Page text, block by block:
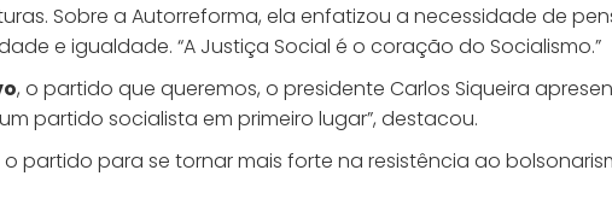
Sobre a Autorreforma, ela enfatizou a necessidade de
e igualdade. “A Justiça Social é o coração do Socialismo.”
, o partido que queremos, o presidente Carlos Siqueira
partido socialista em primeiro lugar”, destacou.
partido para se tornar mais forte na resistência ao